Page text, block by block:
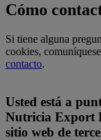
Cómo
Si tiene alguna
cookies,
contacto.
Usted está a
Nutricia Export
sitio web de